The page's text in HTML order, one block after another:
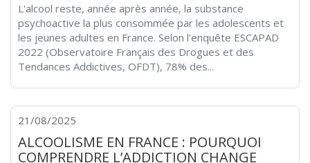
L'alcool reste, année après année, la substance
psychoactive la plus consommée par les adolescents et
les jeunes adultes en France. Selon l’enquête ESCAPAD
2022 (Observatoire Français des Drogues et des
Tendances Addictives, OFDT), 78% des...
21/08/2025
ALCOOLISME EN FRANCE : POURQUOI
COMPRENDRE L’ADDICTION CHANGE